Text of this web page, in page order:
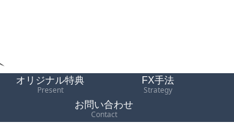
オリジナル特典
Present
FX手法
Strategy
お問い合わせ
Contact